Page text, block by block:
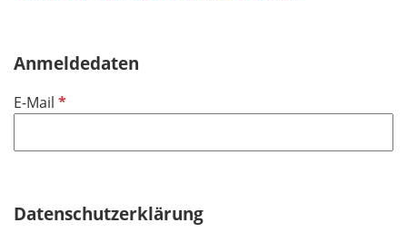
Anmeldedaten
E-Mail P
h
Datenschutzerklärung